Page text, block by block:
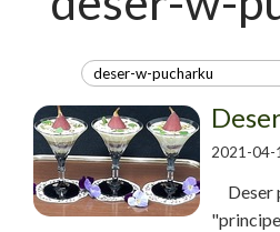
2021-04-
Deser